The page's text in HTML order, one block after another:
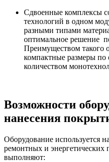
Сдвоенные комплексы
технологий в одном
разными типами
оптимальное решение
Преимуществом такого
компактные размеры
количеством
Возможности
нанесения
Оборудование используется
ремонтных и
выполняют: